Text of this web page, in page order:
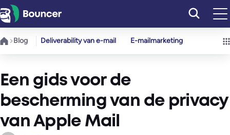
Ga
naar
de
Blog Deliverability van e-mail E-mailmarketing
Een gids voor de
bescherming van de privacy
van Apple Mail